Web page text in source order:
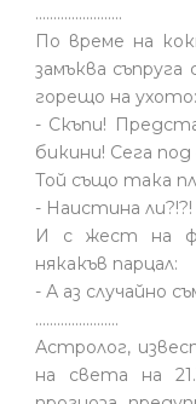
........................
По време на
замъква
горещо на ухото:
- Скъпи!
бикини! Сега
Той също така
- Наистина
И с жест на
някакъв парцал:
- А аз случайно
.......................
Астролог,
на света на